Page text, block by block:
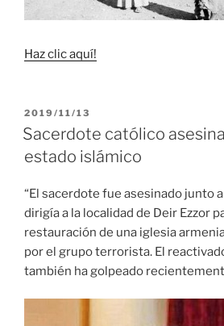
Haz clic aquí!
PUBLICADO
EL
2019/11/13
Sacerdote católico
estado islámico
“El sacerdote fue asesinado junto
dirigía a la localidad de Deir Ezzor
restauración de una iglesia
por el grupo terrorista. El
también ha golpeado